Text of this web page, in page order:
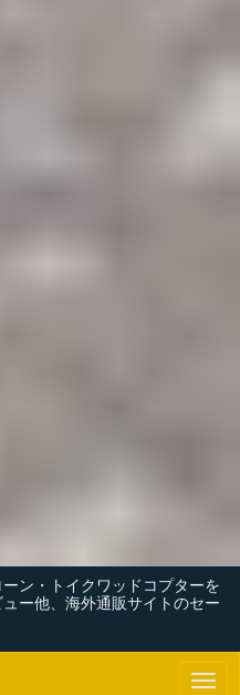
ン・トイクワッドコプターを
ー他、海外通販サイトのセー
N